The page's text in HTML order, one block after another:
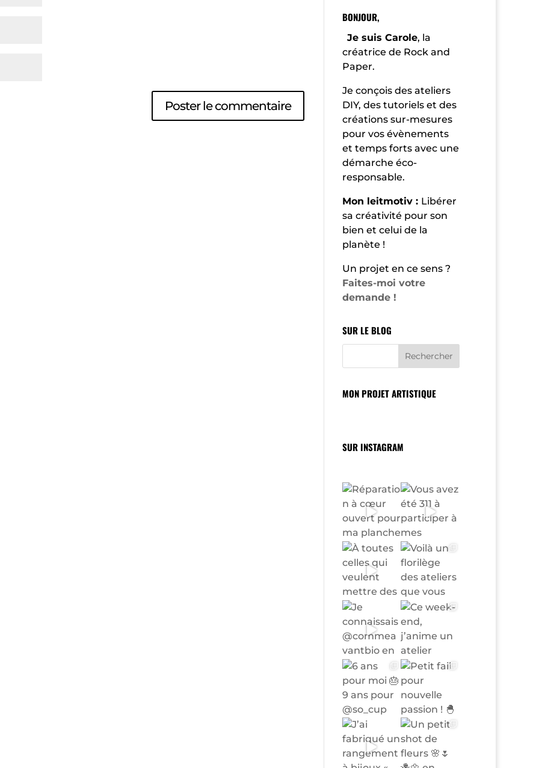
BONJOUR,
Je suis Carole, la
créatrice de Rock and
Paper.
Je conçois des ateliers
DIY, des tutoriels et des
créations sur-mesures
pour vos évènements
et temps forts avec une
démarche éco-
responsable.
Mon leitmotiv : Libérer
sa créativité pour son
bien et celui de la
planète !
Un projet en ce sens ?
Faites-moi votre
demande !
SUR LE BLOG
MON PROJET ARTISTIQUE
SUR INSTAGRAM